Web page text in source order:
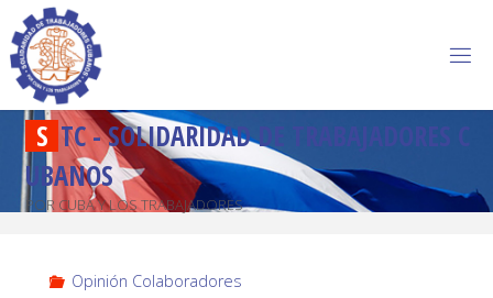
S TC-SOLIDARIDADD R A BAJADORES C
U BANOS
POR CUBA Y LOS TRABAJADORES
Opinión Colaboradores